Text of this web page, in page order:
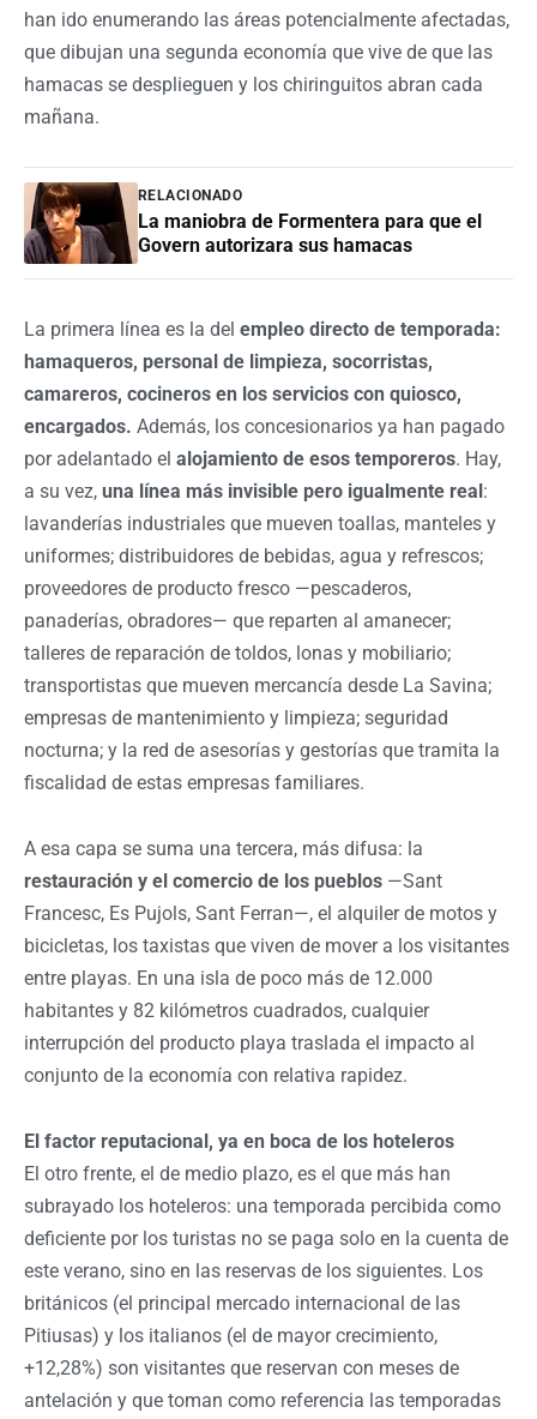
han ido enumerando las áreas potencialmente afectadas,
que dibujan una segunda economía que vive de que las
hamacas se desplieguen y los chiringuitos abran cada
mañana.
RELACIONADO
La maniobra de Formentera para que el
Govern autorizara sus hamacas
La primera línea es la del empleo directo de temporada:
hamaqueros, personal de limpieza, socorristas,
camareros, cocineros en los servicios con quiosco,
encargados. Además, los concesionarios ya han pagado
por adelantado el alojamiento de esos temporeros. Hay,
a su vez, una línea más invisible pero igualmente real:
lavanderías industriales que mueven toallas, manteles y
uniformes; distribuidores de bebidas, agua y refrescos;
proveedores de producto fresco —pescaderos,
panaderías, obradores— que reparten al amanecer;
talleres de reparación de toldos, lonas y mobiliario;
transportistas que mueven mercancía desde La Savina;
empresas de mantenimiento y limpieza; seguridad
nocturna; y la red de asesorías y gestorías que tramita la
fiscalidad de estas empresas familiares.
A esa capa se suma una tercera, más difusa: la
restauración y el comercio de los pueblos —Sant
Francesc, Es Pujols, Sant Ferran—, el alquiler de motos y
bicicletas, los taxistas que viven de mover a los visitantes
entre playas. En una isla de poco más de 12.000
habitantes y 82 kilómetros cuadrados, cualquier
interrupción del producto playa traslada el impacto al
conjunto de la economía con relativa rapidez.
El factor reputacional, ya en boca de los hoteleros
El otro frente, el de medio plazo, es el que más han
subrayado los hoteleros: una temporada percibida como
deficiente por los turistas no se paga solo en la cuenta de
este verano, sino en las reservas de los siguientes. Los
británicos (el principal mercado internacional de las
Pitiusas) y los italianos (el de mayor crecimiento,
+12,28%) son visitantes que reservan con meses de
antelación y que toman como referencia las temporadas